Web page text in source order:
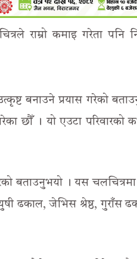
राम्रो कमाइ गरेता पनि
बनाउने प्रयास गरेको
छौँ । यो एउटा
बताउनुभयो । यस चलचित्रमा
ढकाल, जेभिस श्रेष्ठ, गुराँस